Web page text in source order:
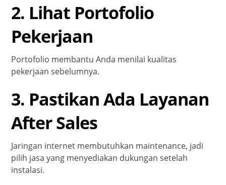
2. Lihat Portofolio
Pekerjaan
Portofolio membantu Anda menilai kualitas
pekerjaan sebelumnya.
3. Pastikan Ada Layanan
After Sales
Jaringan internet membutuhkan maintenance, jadi
pilih jasa yang menyediakan dukungan setelah
instalasi.